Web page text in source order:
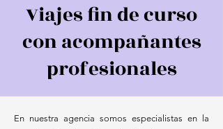
Viajes fin de curso
con acompañantes
profesionales
En nuestra agencia somos especialistas en la